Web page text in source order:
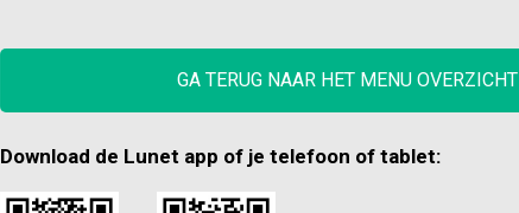
GA TERUG NAAR HET MENU OVERZICHT
Download de Lunet app of je telefoon of tablet: